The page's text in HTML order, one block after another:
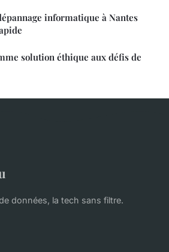
informatique à Nantes
solution éthique aux défis de
données, la tech sans filtre.